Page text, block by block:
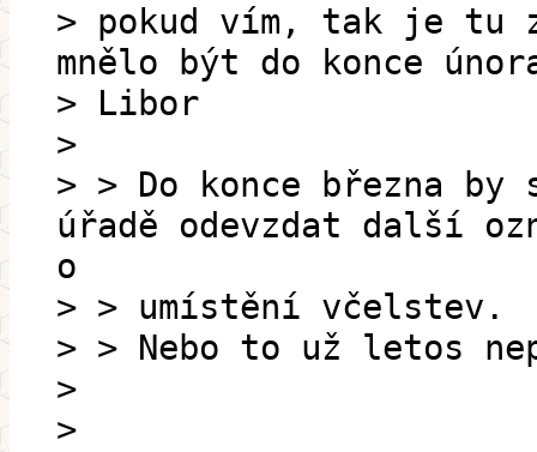
> pokud vím, tak je tu
mnělo být do konce
> Libor
>
> > Do konce března by
úřadě odevzdat další
o
> > umístění včelstev.
> > Nebo to už letos
>
>